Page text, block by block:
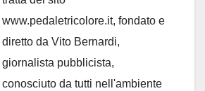
www.pedaletricolore.it, fondato e
diretto da Vito Bernardi,
giornalista pubblicista,
conosciuto da tutti nell'ambiente